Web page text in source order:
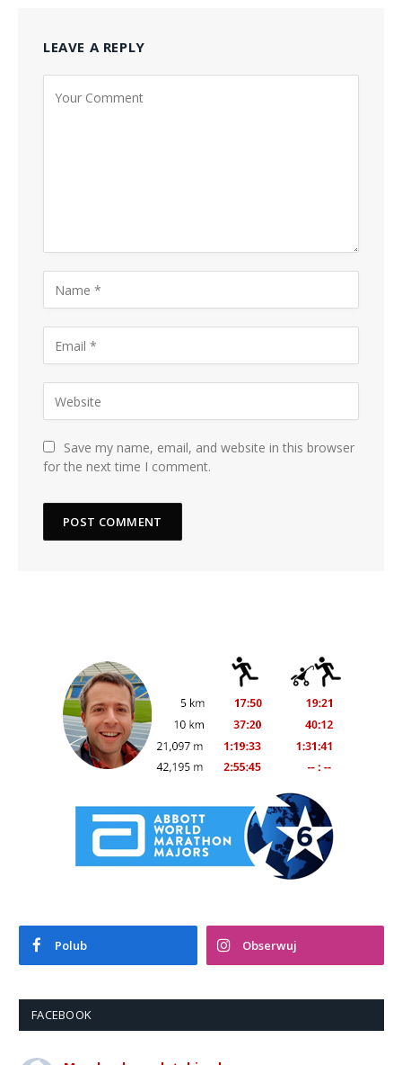
LEAVE A REPLY
Save my name, email, and website in this browser
for the next time I comment.
Polub Obserwuj
FACEBOOK